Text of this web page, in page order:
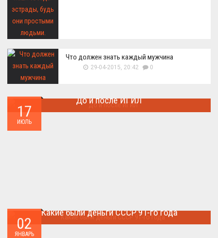
Что должен знать каждый мужчина
29-04-2015, 20:42 0
17
ИЮЛЬ
До и после ИГИЛ
02
ЯНВАРЬ
Какие были деньги СССР 91-го года